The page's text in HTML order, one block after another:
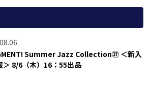
Summer Jazz Collection㉗ ＜新入
＞ 8/6（木）16：55出品